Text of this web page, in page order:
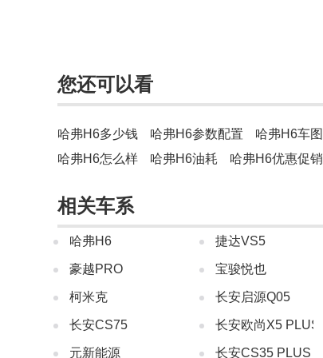
您还可以看
哈弗H6多少钱 哈弗H6参数配置 哈弗H6车图
哈弗H6怎么样
哈弗H6油耗 哈弗H6优惠促销
相关车系
哈弗H6 捷达VS5
豪越PRO 宝骏悦也
柯米克 长安启源Q05
长安CS75 长安欧尚X5 PLUS
元新能源 长安CS35 PLUS